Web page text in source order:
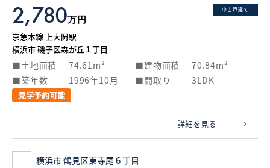
中古戸建て
2,780万円
京急本線 上大岡駅
横浜市 磯子区森が丘１丁目
土地面積 74.61m² 建物面積
70.84m²
築年数
1996年10月 間取り 3LDK
見学予約可能
詳細を見る
横浜市 鶴見区東寺尾６丁目